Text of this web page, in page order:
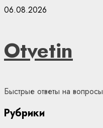
Skip
06.08.2026
Otvetin
Быстрые ответы на вопросы
Рубрики